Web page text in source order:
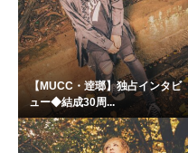
【MUCC・逹瑯】独占インタビ
ュー◆結成30周...